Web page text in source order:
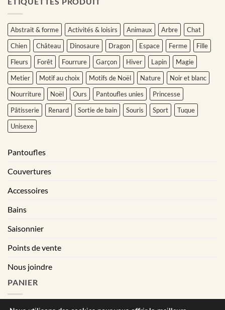
Abstrait & forme Activités & loisirs Animaux Arbre
Chat
Chien
Château Dinosaure Dragon Espace Ferme
Fille
Fleurs
Forêt Fourrure Garçon Hiver Lapin
Magie
Metier
Motif au choix Motifs de Noël Nature
Noir et blanc
Nourriture
Noël Ours Pantoufles unies
Princesse
Pâtisserie
Renard Sortie de bain Souris Sport
Tuque
Unisexe
Pantoufles
Couvertures
Accessoires
Bains
Saisonnier
Points de vente
Nous joindre
PANIER